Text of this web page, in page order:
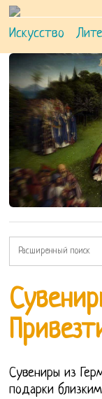
Искусство
Сувениры из
подарки